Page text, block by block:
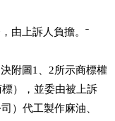
由上訴人負擔。ˉ
附圖1、2所示商標權
標），並委由被上訴
）代工製作麻油、